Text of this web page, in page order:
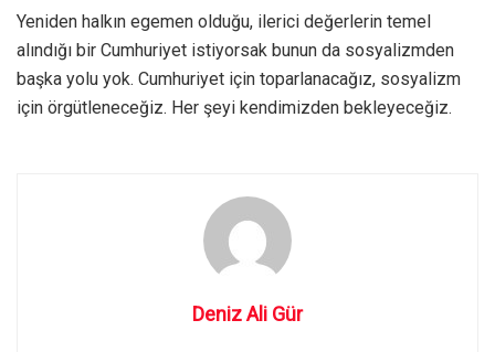
Yeniden halkın egemen olduğu, ilerici değerlerin temel
alındığı bir Cumhuriyet istiyorsak bunun da sosyalizmden
başka yolu yok. Cumhuriyet için toparlanacağız, sosyalizm
için örgütleneceğiz. Her şeyi kendimizden bekleyeceğiz.
Deniz Ali Gür